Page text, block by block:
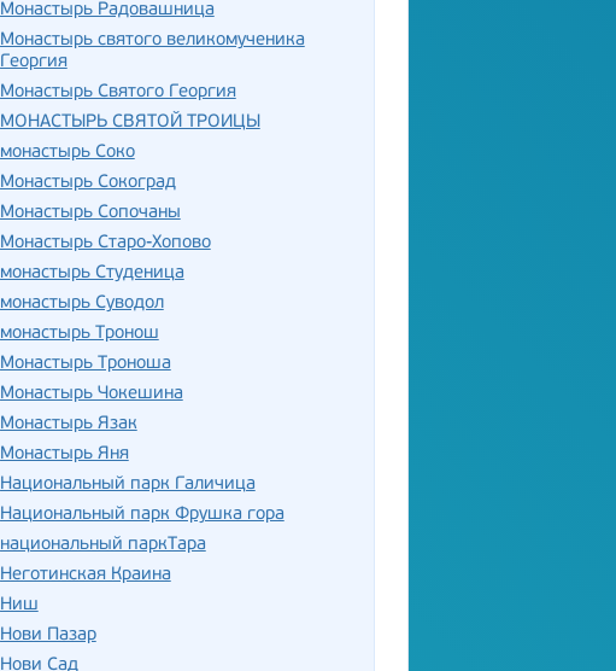
Монастырь Радовашница
Монастырь святого великомученика
Георгия
Монастырь Святого Георгия
МОНАСТЫРЬ СВЯТОЙ ТРОИЦЫ
монастырь Соко
Монастырь Сокоград
Монастырь Сопочаны
Монастырь Старо-Хопово
монастырь Студеница
монастырь Суводол
монастырь Тронош
Монастырь Троноша
Монастырь Чокешина
Монастырь Язак
Монастырь Яня
Национальный парк Галичица
Национальный парк Фрушка гора
национальный паркТара
Неготинская Краина
Ниш
Нови Пазар
Нови Сад